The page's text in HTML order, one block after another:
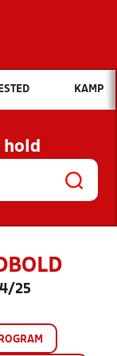
du søge efter?
NYHEDER
OG
KAMP
hold
25